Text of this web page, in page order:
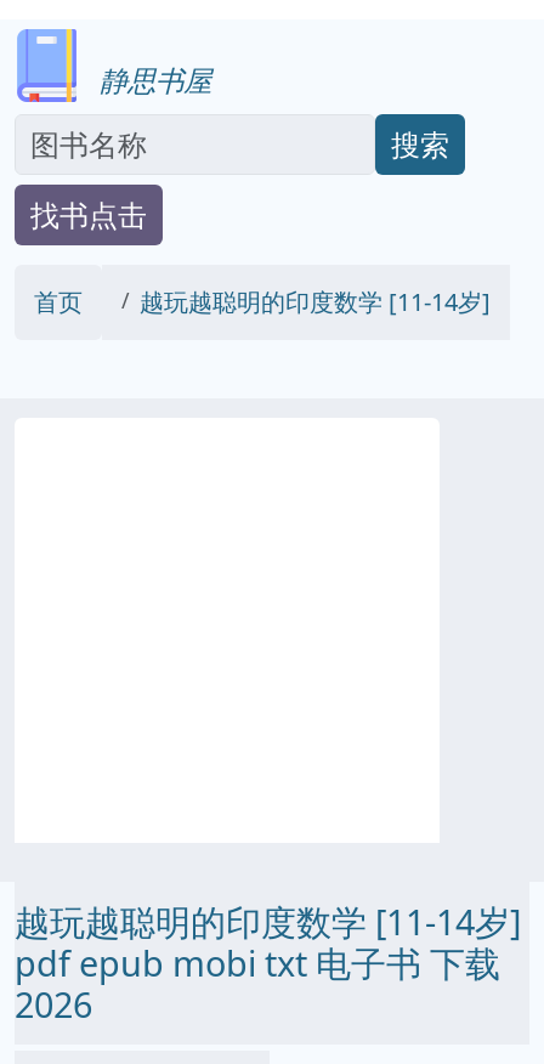
静思书屋
搜索
找书点击
首页 越玩越聪明的印度数学 [11-14岁]
越玩越聪明的印度数学 [11-14岁]
pdf epub mobi txt 电子书 下载
2026